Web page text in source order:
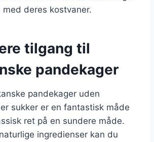
med deres kostvaner.
tilgang til
pandekager
pandekager uden
sukker er en fantastisk måde
ret på en sundere måde.
ingredienser kan du